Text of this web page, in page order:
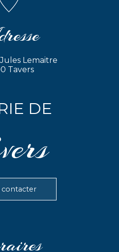
Lemaitre
Tavers
DE
contacter